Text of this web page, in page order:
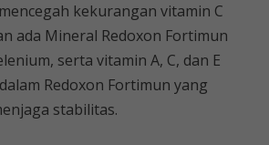
kekurangan vitamin C
ada Mineral Redoxon Fortimun
serta vitamin A, C, dan E
Redoxon Fortimun yang
stabilitas.